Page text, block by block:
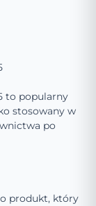
to popularny
stosowany w
po
produkt, który